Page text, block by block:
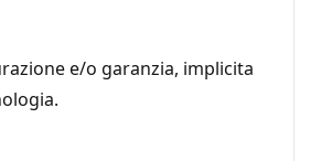
e/o garanzia, implicita